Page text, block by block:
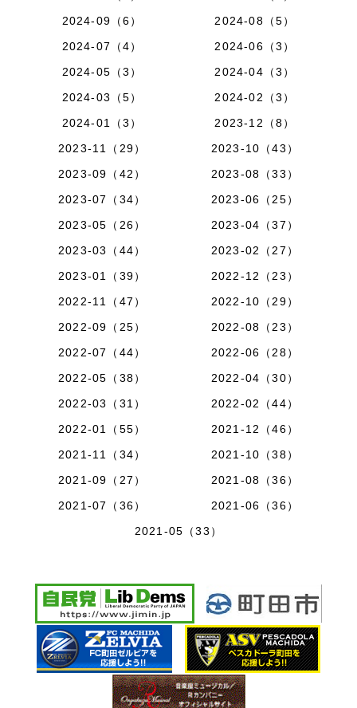
2024-09（6）
2024-08（5）
2024-07（4）
2024-06（3）
2024-05（3）
2024-04（3）
2024-03（5）
2024-02（3）
2024-01（3）
2023-12（8）
2023-11（29）
2023-10（43）
2023-09（42）
2023-08（33）
2023-07（34）
2023-06（25）
2023-05（26）
2023-04（37）
2023-03（44）
2023-02（27）
2023-01（39）
2022-12（23）
2022-11（47）
2022-10（29）
2022-09（25）
2022-08（23）
2022-07（44）
2022-06（28）
2022-05（38）
2022-04（30）
2022-03（31）
2022-02（44）
2022-01（55）
2021-12（46）
2021-11（34）
2021-10（38）
2021-09（27）
2021-08（36）
2021-07（36）
2021-06（36）
2021-05（33）